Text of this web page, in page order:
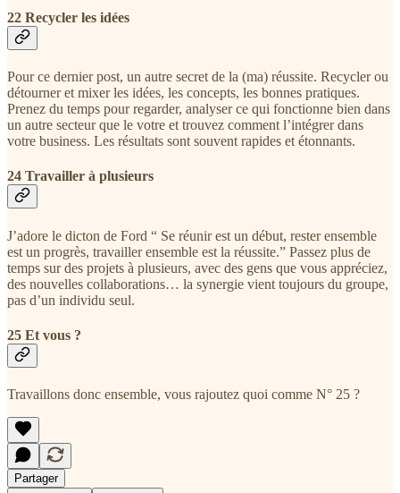
22 Recycler les idées
Pour ce dernier post, un autre secret de la (ma) réussite. Recycler ou
détourner et mixer les idées, les concepts, les bonnes pratiques.
Prenez du temps pour regarder, analyser ce qui fonctionne bien dans
un autre secteur que le votre et trouvez comment l’intégrer dans
votre business. Les résultats sont souvent rapides et étonnants.
24 Travailler à plusieurs
J’adore le dicton de Ford “ Se réunir est un début, rester ensemble
est un progrès, travailler ensemble est la réussite.” Passez plus de
temps sur des projets à plusieurs, avec des gens que vous appréciez,
des nouvelles collaborations… la synergie vient toujours du groupe,
pas d’un individu seul.
25 Et vous ?
Travaillons donc ensemble, vous rajoutez quoi comme N° 25 ?
Partager